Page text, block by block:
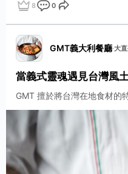
點讚 8評論 0分享
GMT義大利餐廳·大
當義式靈魂遇見台灣風
GMT 擅於將台灣在地食材的